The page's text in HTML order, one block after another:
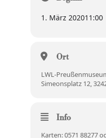
1. März 202011:00
Ort
LWL-
Simeonsplatz 12,
Info
Karten: 0571 88277